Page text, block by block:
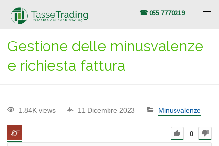
☎ 055 7770219
Gestione delle minusvalenze
e richiesta fattura
1.84K views 11 Dicembre 2023 Minusvalenze
0